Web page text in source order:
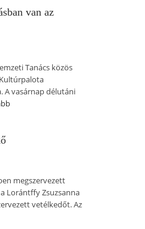
van az
Tanács közös
A vasárnap délutáni
megszervezett
Lorántffy Zsuzsanna
vetélkedőt. Az